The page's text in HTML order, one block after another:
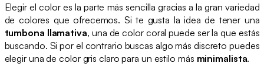
Elegir el color es la parte más sencilla gracias a la gran variedad
de colores que ofrecemos. Si te gusta la idea de tener una
tumbona llamativa, una de color coral puede ser la que estás
buscando. Si por el contrario buscas algo más discreto puedes
elegir una de color gris claro para un estilo más minimalista.